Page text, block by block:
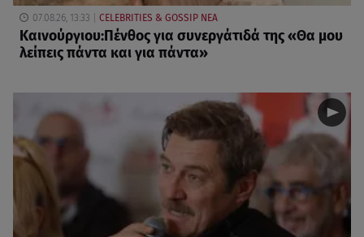
07.08.26, 13:33 CELEBRITIES & GOSSIP ΝΕΑ
Καινούργιου:Πένθος για συνεργάτιδά της «Θα μου
λείπεις πάντα και για πάντα»